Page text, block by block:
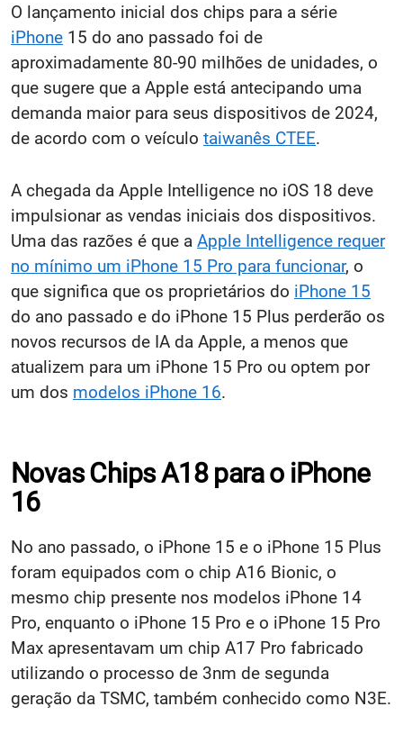
O lançamento inicial dos chips para a série
iPhone 15 do ano passado foi de
aproximadamente 80-90 milhões de unidades, o
que sugere que a Apple está antecipando uma
demanda maior para seus dispositivos de 2024,
de acordo com o veículo taiwanês CTEE.
A chegada da Apple Intelligence no iOS 18 deve
impulsionar as vendas iniciais dos dispositivos.
Uma das razões é que a Apple Intelligence requer
no mínimo um iPhone 15 Pro para funcionar, o
que significa que os proprietários do iPhone 15
do ano passado e do iPhone 15 Plus perderão os
novos recursos de IA da Apple, a menos que
atualizem para um iPhone 15 Pro ou optem por
um dos modelos iPhone 16.
Novas Chips A18 para o iPhone
16
No ano passado, o iPhone 15 e o iPhone 15 Plus
foram equipados com o chip A16 Bionic, o
mesmo chip presente nos modelos iPhone 14
Pro, enquanto o iPhone 15 Pro e o iPhone 15 Pro
Max apresentavam um chip A17 Pro fabricado
utilizando o processo de 3nm de segunda
geração da TSMC, também conhecido como N3E.